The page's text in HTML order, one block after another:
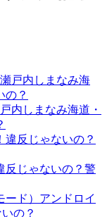
内しまなみ海道・
反じゃないの？警